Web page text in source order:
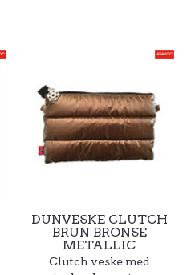
DUNVESKE CLUTCH
BRUN BRONSE
METALLIC
Clutch veske med